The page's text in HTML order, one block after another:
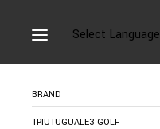
Select Language
BRAND
1PIU1UGUALE3 GOLF